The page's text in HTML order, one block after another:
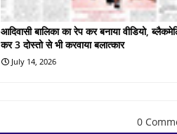
आदिवासी बालिका का रेप कर बनाया वीडियो,
कर 3 दोस्तो से भी करवाया बलात्कार
July 14, 2026
0